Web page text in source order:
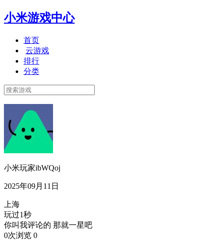
小米游戏中心
首页
云游戏
排行
分类
小米玩家ibWQoj
2025年09月11日
上海
玩过1秒
你叫我评论的 那就一星吧
0次浏览 0